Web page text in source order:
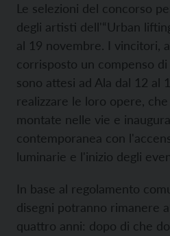
Le selezioni del concorso
degli artisti dell'“Urban
al 19 novembre. I vincitori,
corrisposto un compenso di
sono attesi ad Ala dal 12 al
realizzare le loro opere,
montate nelle vie e
contemporanea con
luminarie e l'inizio degli
In base al regolamento
disegni potranno rimanere
quattro anni: dopo di che